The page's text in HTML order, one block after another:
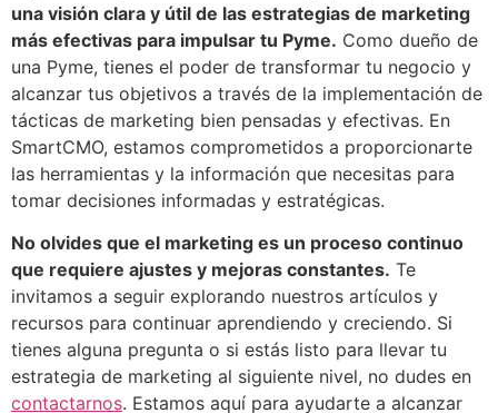
una visión clara y útil de las estrategias de marketing
más efectivas para impulsar tu Pyme. Como dueño de
una Pyme, tienes el poder de transformar tu negocio y
alcanzar tus objetivos a través de la implementación de
tácticas de marketing bien pensadas y efectivas. En
SmartCMO, estamos comprometidos a proporcionarte
las herramientas y la información que necesitas para
tomar decisiones informadas y estratégicas.
No olvides que el marketing es un proceso continuo
que requiere ajustes y mejoras constantes. Te
invitamos a seguir explorando nuestros artículos y
recursos para continuar aprendiendo y creciendo. Si
tienes alguna pregunta o si estás listo para llevar tu
estrategia de marketing al siguiente nivel, no dudes en
contactarnos. Estamos aquí para ayudarte a alcanzar